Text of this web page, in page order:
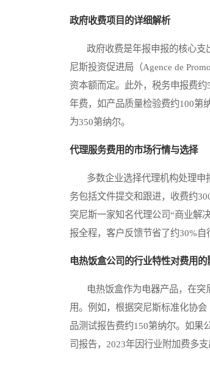
政府收费项目的详细解析
政府收费是年报申报的核心支出
尼斯投资促进局（Agence de
资本额而定。此外，税务申报费
年费，如产品质量检验费约100第
为350第纳尔。
代理服务费用的市场行情与选择
多数企业选择代理机构处理申
务包括文件提交和跟进，收费约
突尼斯一家知名代理公司“商业解
报全程，客户反馈节省了约30%自
电热饭盒公司的行业特性对费用的
电热饭盒作为电器产品，在突
用。例如，根据突尼斯标准化协会
品测试报告费约150第纳尔。如果
司报告，2023年因行业附加费多